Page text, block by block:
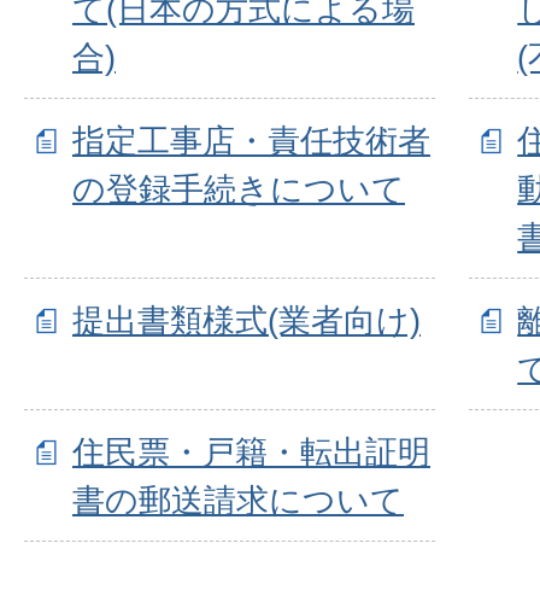
て(日本の方式による場
合)
(
指定工事店・責任技術者
の登録手続きについて
提出書類様式(業者向け)
住民票・戸籍・転出証明
書の郵送請求について